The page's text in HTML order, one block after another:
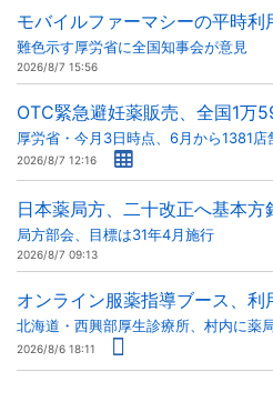
モバイルファーマシーの平時利
難色示す厚労省に全国知事会が意見
2026/8/7 15:56
OTC緊急避妊薬販売、全国1万
厚労省・今月3日時点、6月から1381店
2026/8/7 12:16
日本薬局方、二十改正へ基本方
局方部会、目標は31年4月施行
2026/8/7 09:13
オンライン服薬指導ブース、利
北海道・西興部厚生診療所、村内に薬
2026/8/6 18:11